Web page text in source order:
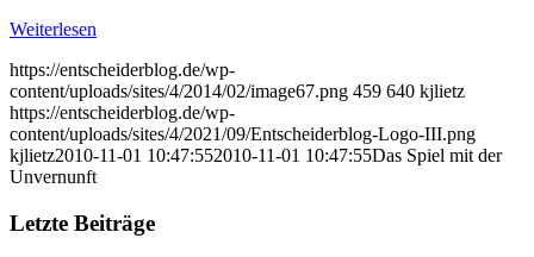
Weiterlesen
https://entscheiderblog.de/wp-
content/uploads/sites/4/2014/02/image67.png 459 640 kjlietz
https://entscheiderblog.de/wp-
content/uploads/sites/4/2021/09/Entscheiderblog-Logo-III.png
kjlietz2010-11-01 10:47:552010-11-01 10:47:55Das Spiel mit der
Unvernunft
Letzte Beiträge